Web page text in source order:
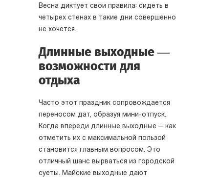
Весна диктует свои правила: сидеть в
четырех стенах в такие дни совершенно
не хочется.
Длинные выходные —
возможности для
отдыха
Часто этот праздник сопровождается
переносом дат, образуя мини-отпуск.
Когда впереди длинные выходные — как
отметить их с максимальной пользой
становится главным вопросом. Это
отличный шанс вырваться из городской
суеты. Майские выходные дают